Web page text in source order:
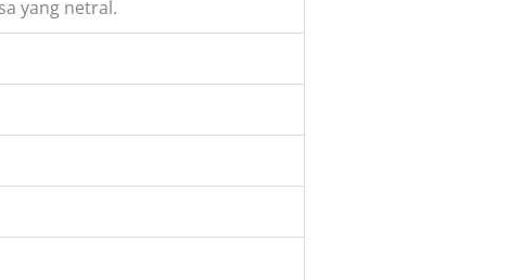
yang netral.